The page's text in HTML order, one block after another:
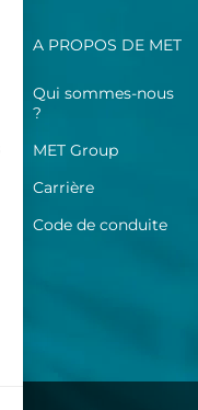
A PROPOS DE MET
Qui sommes-nous
?
MET Group
Carrière
Code de conduite